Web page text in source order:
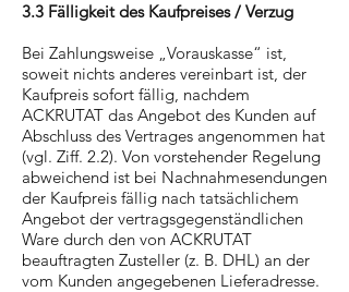
3.3 Fälligkeit des Kaufpreises / Verzug
Bei Zahlungsweise „Vorauskasse“ ist,
soweit nichts anderes vereinbart ist, der
Kaufpreis sofort fällig, nachdem
ACKRUTAT das Angebot des Kunden auf
Abschluss des Vertrages angenommen hat
(vgl. Ziff. 2.2). Von vorstehender Regelung
abweichend ist bei Nachnahmesendungen
der Kaufpreis fällig nach tatsächlichem
Angebot der vertragsgegenständlichen
Ware durch den von ACKRUTAT
beauftragten Zusteller (z. B. DHL) an der
vom Kunden angegebenen Lieferadresse.